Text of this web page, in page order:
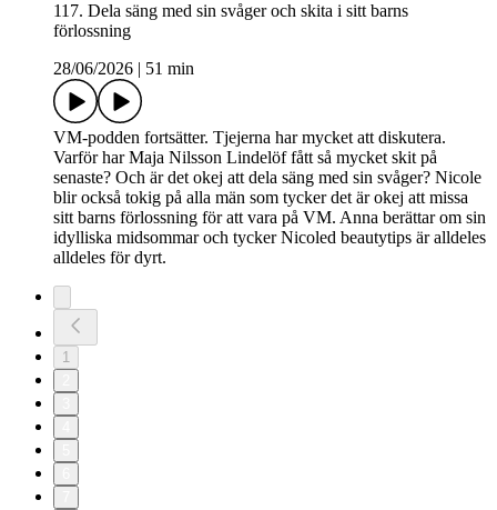
117. Dela säng med sin svåger och skita i sitt barns
förlossning
28/06/2026
51 min
VM-podden fortsätter. Tjejerna har mycket att diskutera.
Varför har Maja Nilsson Lindelöf fått så mycket skit på
senaste? Och är det okej att dela säng med sin svåger? Nicole
blir också tokig på alla män som tycker det är okej att missa
sitt barns förlossning för att vara på VM. Anna berättar om sin
idylliska midsommar och tycker Nicoled beautytips är alldeles
alldeles för dyrt.
1